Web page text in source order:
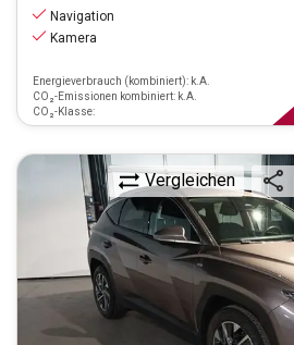
Navigation
Kamera
Energieverbrauch (kombiniert): k.A.
CO₂-Emissionen kombiniert: k.A.
CO₂-Klasse:
Vergleichen